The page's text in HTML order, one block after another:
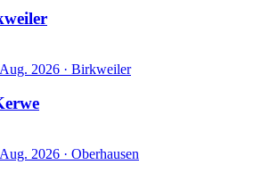
2026 · Birkweiler
2026 · Oberhausen